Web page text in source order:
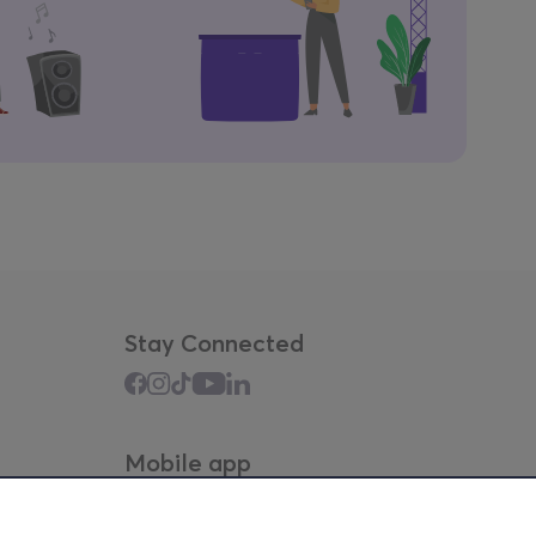
Stay Connected
Mobile app